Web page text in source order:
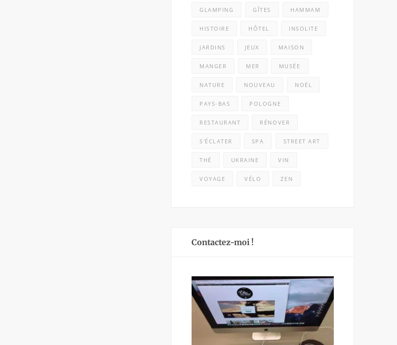
GLAMPING GÎTES HAMMAM
HISTOIRE HÔTEL INSOLITE
JARDINS JEUX MAISON
MANGER MER MUSÉE
NATURE NOUVEAU NOËL
PAYS-BAS POLOGNE
RESTAURANT RÉNOVER
S'ÉCLATER SPA STREET ART
THÉ UKRAINE VIN
VOYAGE VÉLO ZEN
Contactez-moi !